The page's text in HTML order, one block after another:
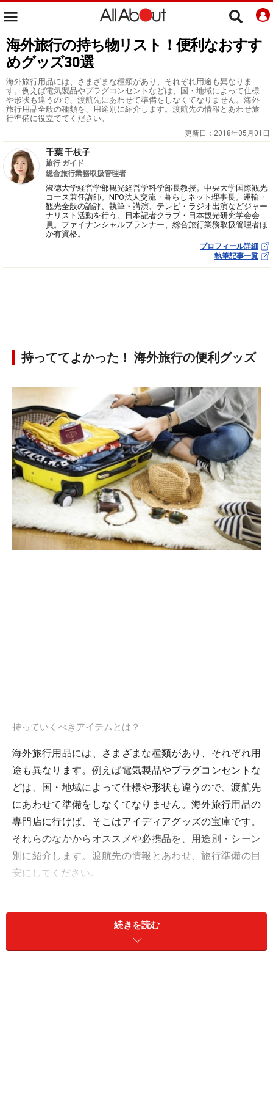
海外旅行の持ち物リスト！便利なおすす
めグッズ30選
海外旅行用品には、さまざまな種類があり、それぞれ用途も異なりま
す。例えば電気製品やプラグコンセントなどは、国・地域によって仕様
や形状も違うので、渡航先にあわせて準備をしなくてなりません。海外
旅行用品全般の種類を、用途別に紹介します。渡航先の情報とあわせ旅
行準備に役立ててください。
更新日： 2018年05月01日
千葉 千枝子
旅行 ガイド
総合旅行業務取扱管理者
淑徳大学経営学部観光経営学科学部長教授。中央大学国際観光
コース兼任講師。NPO法人交流・暮らしネット理事長。運輸・
観光全般の論評、執筆・講演、テレビ・ラジオ出演などジャー
ナリスト活動を行う。日本記者クラブ・日本観光研究学会会
員。ファイナンシャルプランナー、総合旅行業務取扱管理者ほ
か有資格。
プロフィール詳細
執筆記事一覧
持っててよかった！ 海外旅行の便利グッズ
持っていくべきアイテムとは？
海外旅行用品には、さまざまな種類があり、それぞれ用
途も異なります。例えば電気製品やプラグコンセントな
どは、国・地域によって仕様や形状も違うので、渡航先
にあわせて準備をしなくてなりません。海外旅行用品の
専門店に行けば、そこはアイディアグッズの宝庫です。
それらのなかからオススメや必携品を、用途別・シーン
別に紹介します。渡航先の情報とあわせ、旅行準備の目
安にしてください。
1．パスポートケース
海外旅行に欠かすことができないものと言えば、旅券、
続きを読む